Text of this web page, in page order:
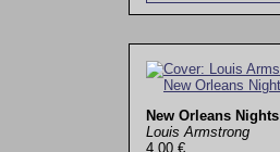
New Orleans Nights
Louis Armstrong
4,00 €